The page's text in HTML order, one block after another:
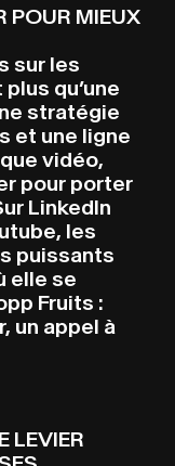
POUR MIEUX
sur les
qu’une
stratégie
et une ligne
vidéo,
pour porter
LinkedIn
les
puissants
elle se
Fruits :
un appel à
LEVIER